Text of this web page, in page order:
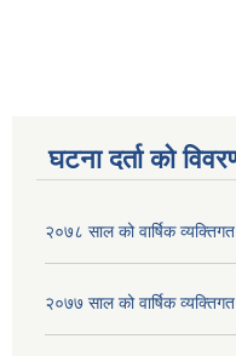
घटना दर्ता को
२०७८ साल को वार्षिक
२०७७ साल को वार्षिक